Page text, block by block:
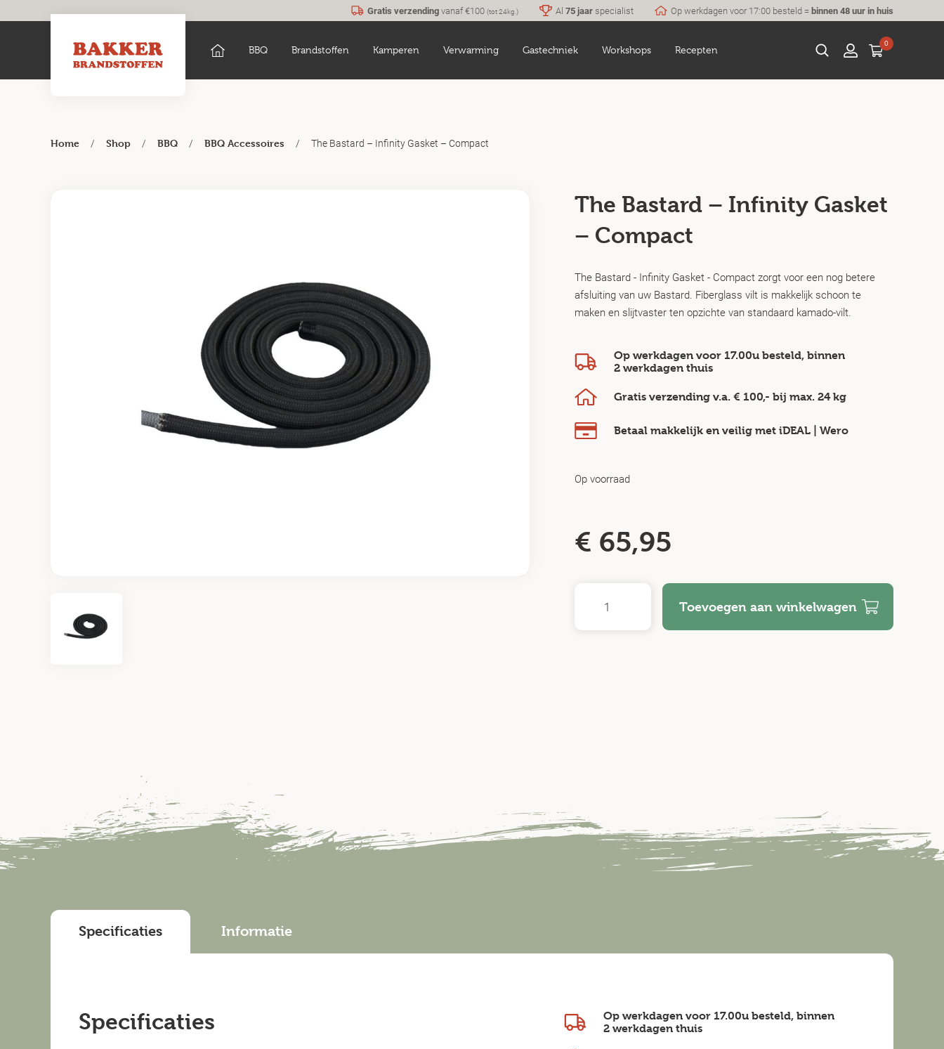
Gratis verzendingvanaf €100 (tot 24kg.) Al 75 jaarspecialist Op werkdagen voor 17:00 besteld =binnen 48 uur in huis
BBQ Brandstoffen Kamperen Verwarming Gastechniek Workshops Recepten
0
Home / Shop / BBQ / BBQ Accessoires / The Bastard – Infinity Gasket – Compact
The Bastard – Infinity Gasket
– Compact
The Bastard - Infinity Gasket - Compact zorgt voor een nog betere
afsluiting van uw Bastard. Fiberglass vilt is makkelijk schoon te
maken en slijtvaster ten opzichte van standaard kamado-vilt.
Op werkdagen voor 17.00u besteld, binnen
2 werkdagenthuis
Gratis verzending v.a. € 100,- bij max. 24 kg
Betaal makkelijk en veilig met iDEAL | Wero
Op voorraad
€ 65,95
Toevoegen aan winkelwagen
Specificaties Informatie
Specificaties
Op werkdagen voor 17.00u besteld, binnen
2 werkdagen thuis